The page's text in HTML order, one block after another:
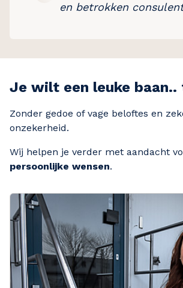
en betrokken
Je wilt een leuke baan..
Zonder gedoe of vage beloftes en
onzekerheid.
Wij helpen je verder met aandacht
persoonlijke wensen.